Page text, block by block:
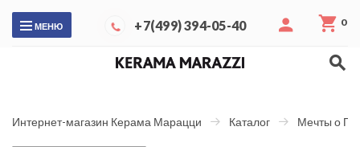
МЕНЮ +7(499) 394-05-40 0
Интернет-магазин Керама Марацци Каталог Мечты о